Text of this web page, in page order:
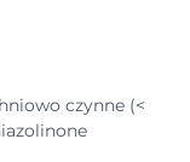
czynne (<